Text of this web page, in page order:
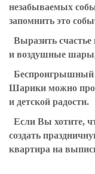
незабываемых
запомнить это
Выразить
и воздушные
Беспроигрышный
Шарики можно
и детской радости.
Если Вы хотите,
создать
квартира на